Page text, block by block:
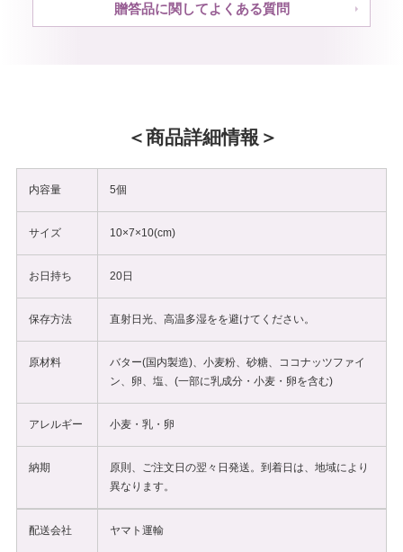
贈答品に関してよくある質問
商品詳細情報
内容量 5個
サイズ 10×7×10(cm)
お日持ち 20日
保存方法 直射日光、高温多湿をを避けてください。
原材料
バター(国内製造)、小麦粉、砂糖、ココナッツファイ
ン、卵、塩、(一部に乳成分・小麦・卵を含む)
アレルギー 小麦・乳・卵
納期
原則、ご注文日の翌々日発送。到着日は、地域により
異なります。
配送会社 ヤマト運輸